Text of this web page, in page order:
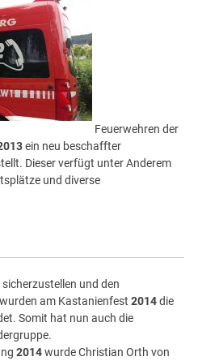
Feuerwehren der
ein neu beschaffter
Dieser verfügt unter Anderem
und diverse
und den
am Kastanienfest2014die
Somit hat nun auch die
2014wurde Christian Orth von